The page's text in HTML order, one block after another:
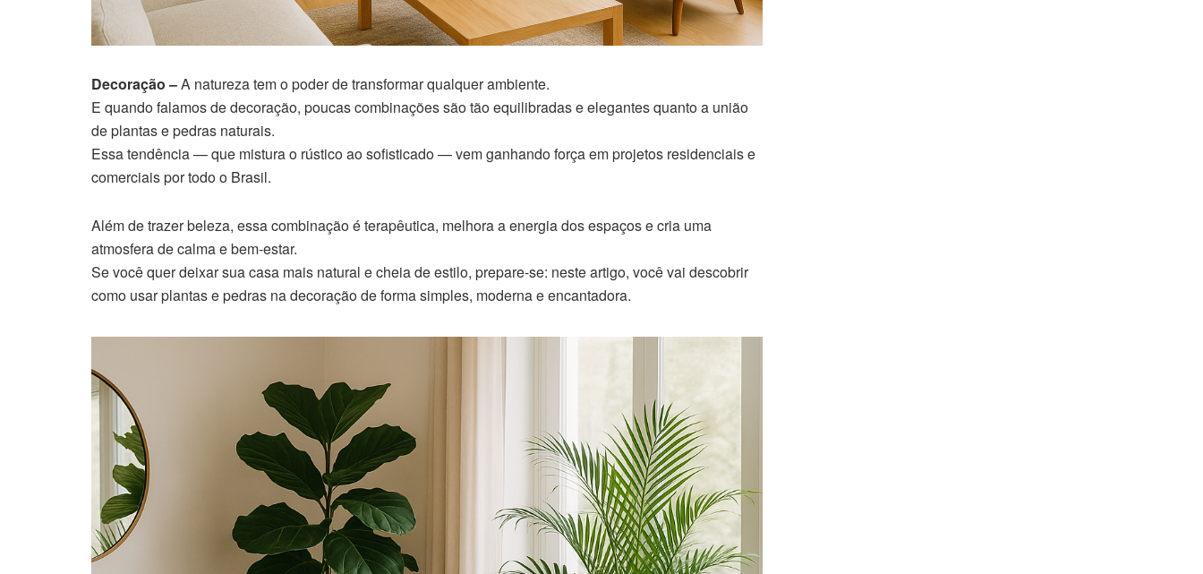
Decoração –A natureza tem o poder de transformar qualquer ambiente.
E quando falamos de decoração, poucas combinações são tão equilibradas e elegantes quanto a união
de plantas e pedras naturais.
Essa tendência — que mistura o rústico ao sofisticado — vem ganhando força em projetos residenciais e
comerciais por todo o Brasil.
Além de trazer beleza, essa combinação é terapêutica, melhora a energia dos espaços e cria uma
atmosfera de calma e bem-estar.
Se você quer deixar sua casa mais natural e cheia de estilo, prepare-se: neste artigo, você vai descobrir
como usar plantas e pedras na decoração de forma simples, moderna e encantadora.